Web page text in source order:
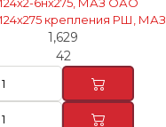
крепления РШ, МАЗ
1,629
42